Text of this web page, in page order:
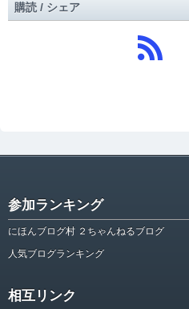
購読 / シェア
参加ランキング
にほんブログ村 ２ちゃんねるブログ
人気ブログランキング
相互リンク